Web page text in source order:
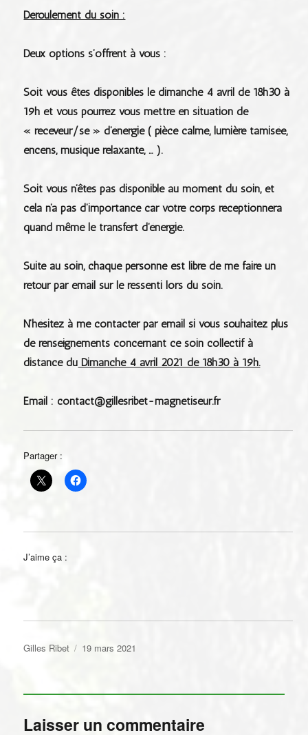
Déroulement du soin :
Deux options s’offrent à vous :
Soit vous êtes disponibles le dimanche 4 avril de 18h30 à
19h et vous pourrez vous mettre en situation de
« receveur/se » d’énergie ( pièce calme, lumière tamisée,
encens, musique relaxante, … ).
Soit vous n’êtes pas disponible au moment du soin, et
cela n’a pas d’importance car votre corps réceptionnera
quand même le transfert d’énergie.
Suite au soin, chaque personne est libre de me faire un
retour par email sur le ressenti lors du soin.
N’hésitez à me contacter par email si vous souhaitez plus
de renseignements concernant ce soin collectif à
distance du Dimanche 4 avril 2021 de 18h30 à 19h.
Email : contact@gillesribet-magnetiseur.fr
Partager :
J’aime ça :
Auteur
Gilles Ribet
Publié
19 mars 2021
Laisser un commentaire